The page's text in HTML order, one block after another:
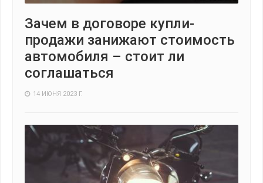
Зачем в договоре купли-
продажи занижают стоимость
автомобиля – стоит ли
соглашаться
14 ИЮНЯ 2023 Г.